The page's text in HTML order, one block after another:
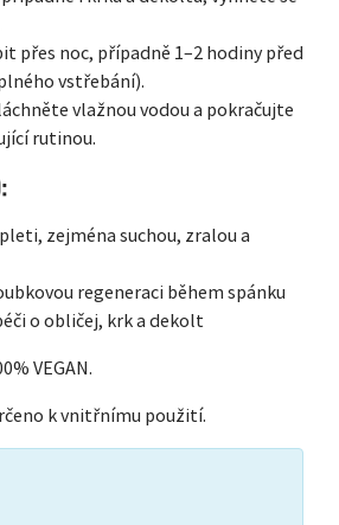
případně 1–2 hodiny před
vstřebání).
vlažnou vodou a pokračujte
rutinou.
zejména suchou, zralou a
regeneraci během spánku
o obličej, krk a dekolt
VEGAN.
k vnitřnímu použití.